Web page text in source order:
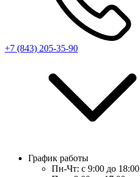
+7 (843) 205-35-90
График работы
Пн-Чт: с 9:00 до 18:00